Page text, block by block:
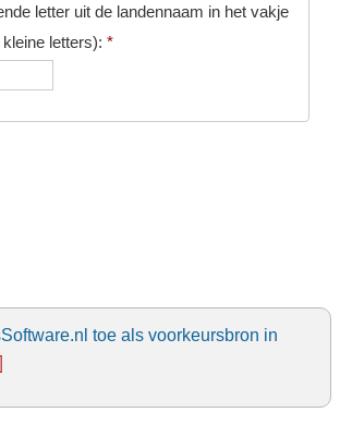
letter uit de landennaam in het vakje
letters): *
toe als voorkeursbron in